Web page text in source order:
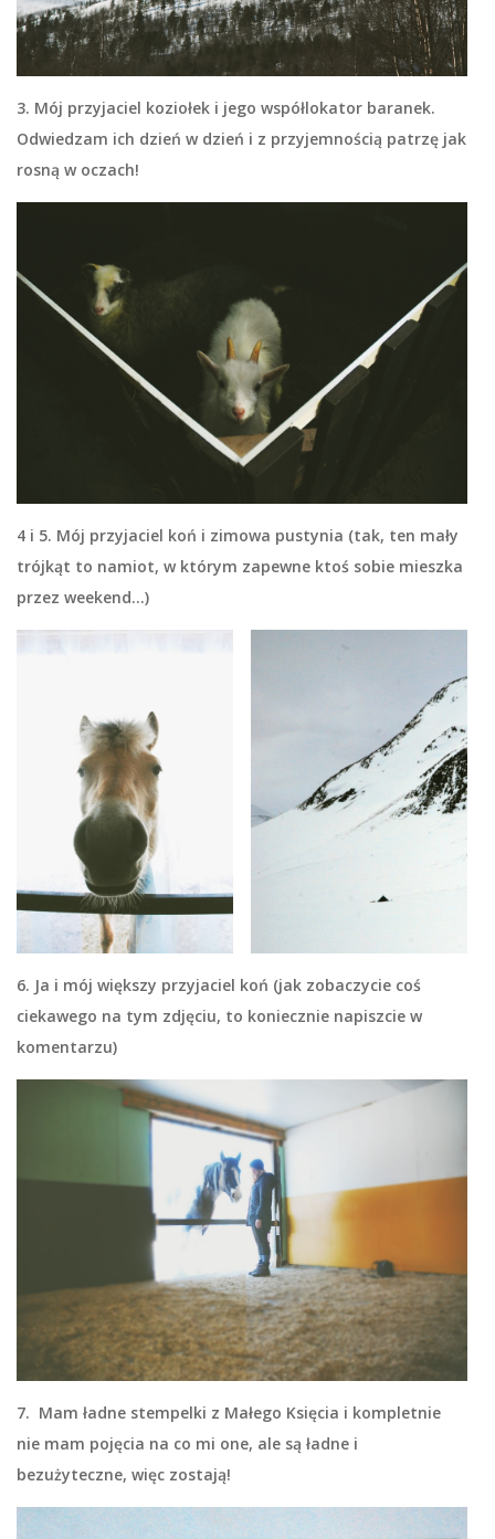
3. Mój przyjaciel koziołek i jego współlokator baranek.
Odwiedzam ich dzień w dzień i z przyjemnością patrzę jak
rosną w oczach!
4 i 5. Mój przyjaciel koń i zimowa pustynia (tak, ten mały
trójkąt to namiot, w którym zapewne ktoś sobie mieszka
przez weekend…)
6. Ja i mój większy przyjaciel koń (jak zobaczycie coś
ciekawego na tym zdjęciu, to koniecznie napiszcie w
komentarzu)
7. Mam ładne stempelki z Małego Księcia i kompletnie
nie mam pojęcia na co mi one, ale są ładne i
bezużyteczne, więc zostają!